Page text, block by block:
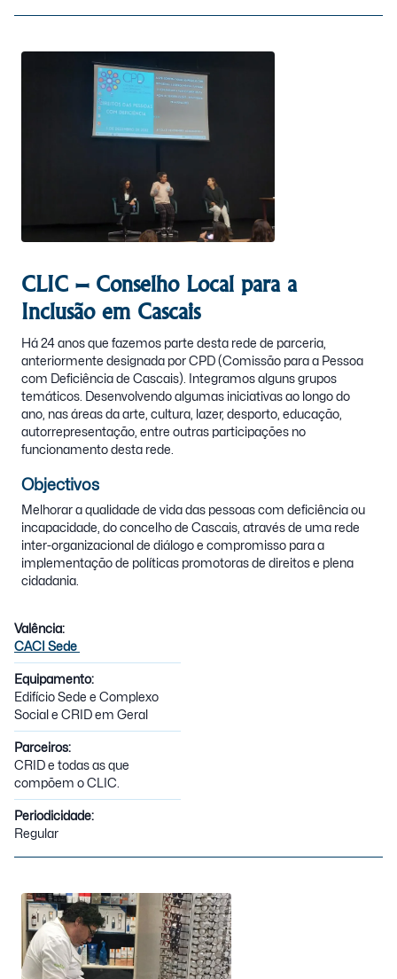
CLIC – Conselho Local para a
Inclusão em Cascais
Há 24 anos que fazemos parte desta rede de parceria,
anteriormente designada por CPD (Comissão para a Pessoa
com Deficiência de Cascais). Integramos alguns grupos
temáticos. Desenvolvendo algumas iniciativas ao longo do
ano, nas áreas da arte, cultura, lazer, desporto, educação,
autorrepresentação, entre outras participações no
funcionamento desta rede.
Objectivos
Melhorar a qualidade de vida das pessoas com deficiência ou
incapacidade, do concelho de Cascais, através de uma rede
inter-organizacional de diálogo e compromisso para a
implementação de políticas promotoras de direitos e plena
cidadania.
Valência:
CACI Sede
Equipamento:
Edifício Sede e Complexo
Social e CRID em Geral
Parceiros:
CRID e todas as que
compõem o CLIC.
Periodicidade:
Regular